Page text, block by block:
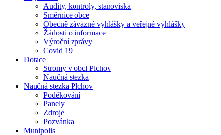
Audity, kontroly, stanoviska
Směrnice obce
Obecně závazné vyhlášky a veřejné vyhlášky
Žádosti o informace
Výroční zprávy
Covid 19
Dotace
Stromy v obci Plchov
Naučná stezka
Naučná stezka Plchov
Poděkování
Panely
Zdroje
Pozvánka
Munipolis